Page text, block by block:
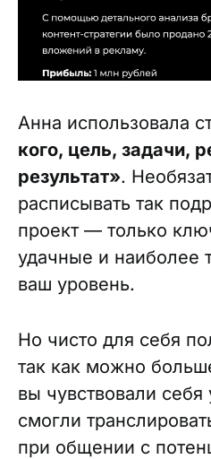
Анна использовала
кого, цель, задачи,
результат».
расписывать так
проект — только
удачные и наиболее
ваш уровень.
Но чисто для себя
так как можно
вы чувствовали себя
смогли
при общении с